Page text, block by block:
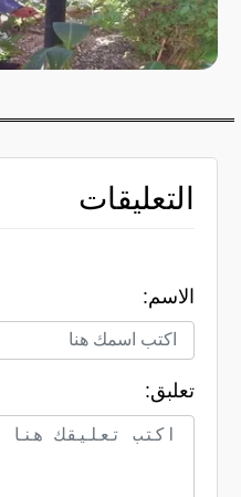
التعليقات
الاسم:
تعلبق: